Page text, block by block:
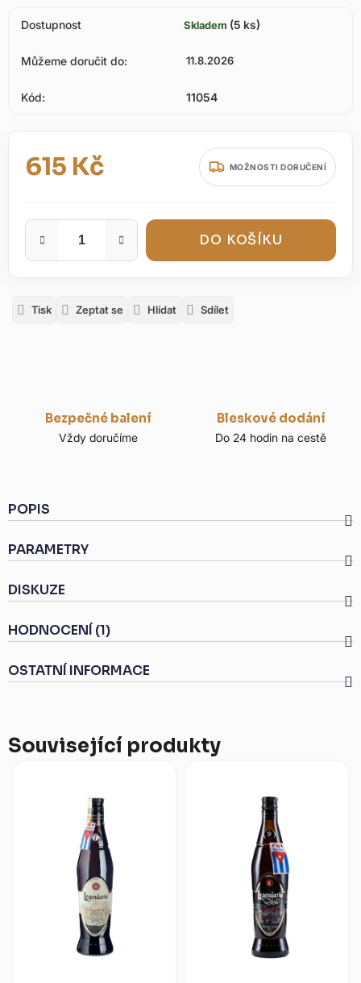
Dostupnost Skladem (5 ks)
Můžeme doručit do: 11.8.2026
Kód: 11054
615 Kč
Měrná cena:
MOŽNOSTI DORUČENÍ
DO KOŠÍKU
Tisk Zeptat se Hlídat Sdílet
Bezpečné balení
Vždy doručíme
Bleskové dodání
Do 24 hodin na cestě
POPIS
PARAMETRY
DISKUZE
HODNOCENÍ (1)
OSTATNÍ INFORMACE
Související produkty